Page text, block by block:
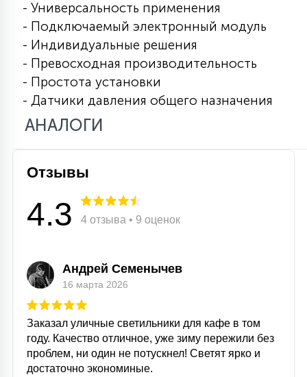
С УПРАВЛЕНИЕМ
АКСЕССУАРЫ
- Универсальность применения
- Подключаемый электронный модуль
- Индивидуальные решения
- Превосходная производительность
- Простота установки
- Датчики давления общего назначения
АНАЛОГИ
Отзывы
4.3 4 отзыва • 9 оценок
Андрей Семенычев
16 марта 2026
Заказал уличные светильники для кафе в том
году. Качество отличное, уже зиму пережили без
проблем, ни один не потускнел! Светят ярко и
достаточно экономиные.